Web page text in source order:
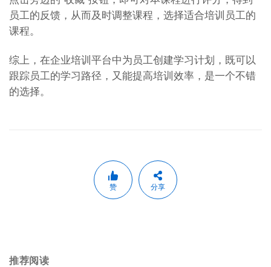
员工的反馈，从而及时调整课程，选择适合培训员工的
课程。
综上，在企业培训平台中为员工创建学习计划，既可以
跟踪员工的学习路径，又能提高培训效率，是一个不错
的选择。
赞 分享
推荐阅读